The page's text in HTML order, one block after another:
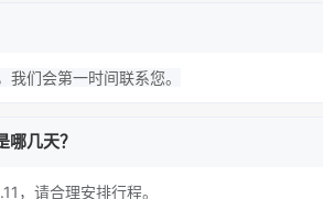
们会第一时间联系您。
几天？
，请合理安排行程。